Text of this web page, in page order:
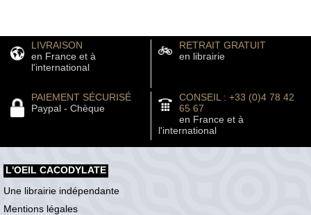
LIVRAISON
en France et à
l'international
RETRAIT GRATUIT
en librairie
PAIEMENT SÉCURISÉ
Paypal - Chèque
CONSEIL : +33 (0)4 78 42
65 67
en France et à
l'international
L'OEIL CACODYLATE
Une librairie indépendante
Mentions légales